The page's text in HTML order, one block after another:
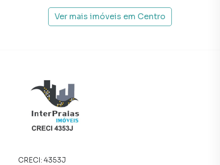
Ver mais imóveis em Centro
CRECI: 4353J